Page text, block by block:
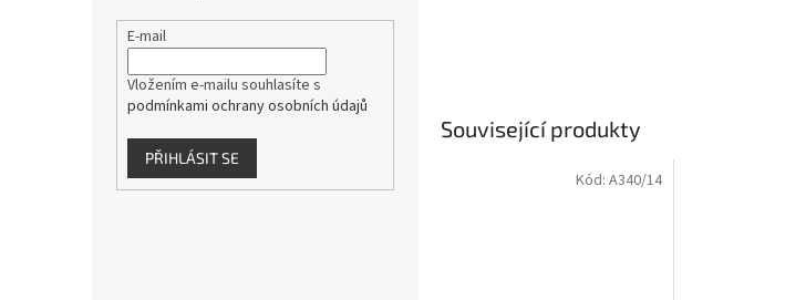
E-mail
Vložením e-mailu souhlasíte s
podmínkami ochrany osobních údajů
PŘIHLÁSIT SE
Související produkty
Kód: A340/14